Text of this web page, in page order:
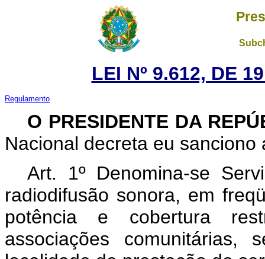
LEI Nº 9.612, DE
Regulamento
O PRESIDENTE DA
Nacional decreta eu sanciono
Art. 1º Denomina-se
radiodifusão sonora, em
potência e cobertura
associações